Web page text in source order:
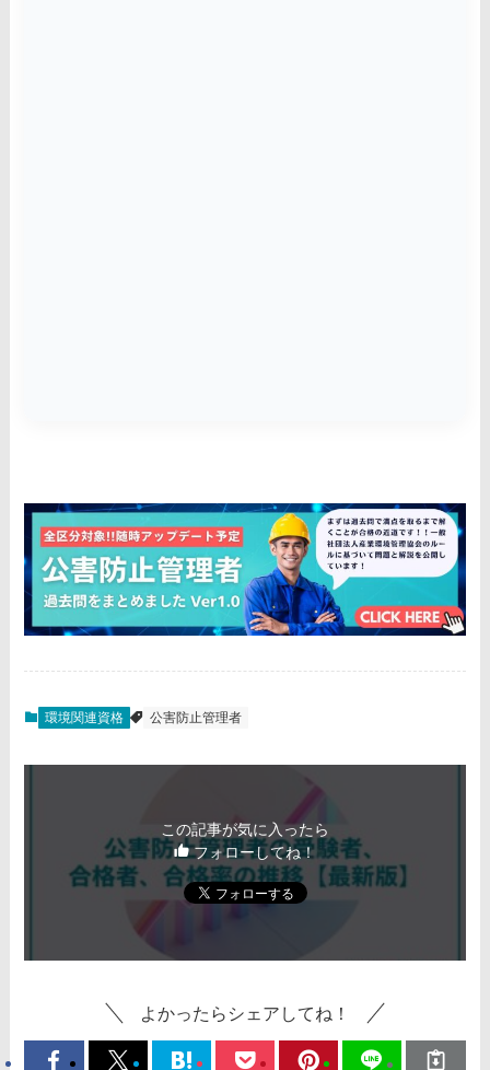
環境関連資格 公害防止管理者
この記事が気に入ったら
フォローしてね！
よかったらシェアしてね！